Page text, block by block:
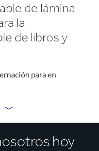
de lámina
la
de libros y
para en
hoy